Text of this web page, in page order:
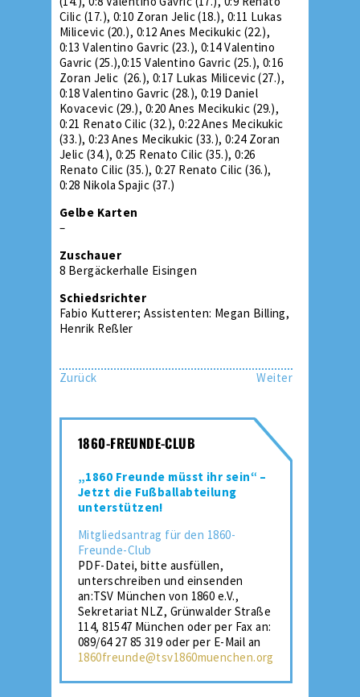
Cilic (17.), 0:10 Zoran Jelic (18.), 0:11 Lukas
Milicevic (20.), 0:12 Anes Mecikukic (22.),
0:13 Valentino Gavric (23.), 0:14 Valentino
Gavric (25.),0:15 Valentino Gavric (25.), 0:16
Zoran Jelic (26.), 0:17 Lukas Milicevic (27.),
0:18 Valentino Gavric (28.), 0:19 Daniel
Kovacevic (29.), 0:20 Anes Mecikukic (29.),
0:21 Renato Cilic (32.), 0:22 Anes Mecikukic
(33.), 0:23 Anes Mecikukic (33.), 0:24 Zoran
Jelic (34.), 0:25 Renato Cilic (35.), 0:26
Renato Cilic (35.), 0:27 Renato Cilic (36.),
0:28 Nikola Spajic (37.)
Gelbe Karten
–
Zuschauer
8 Bergäckerhalle Eisingen
Schiedsrichter
Fabio Kutterer; Assistenten: Megan Billing,
Henrik Reßler
Zurück Weiter
1860-FREUNDE-CLUB
„1860 Freunde müsst ihr sein“ –
Jetzt die Fußballabteilung
unterstützen!
Mitgliedsantrag für den 1860-
Freunde-Club
PDF-Datei, bitte ausfüllen,
unterschreiben und einsenden
an:TSV München von 1860 e.V.,
Sekretariat NLZ, Grünwalder Straße
114, 81547 München oder per Fax an:
089/64 27 85 319 oder per E-Mail an
1860freunde@tsv1860muenchen.org